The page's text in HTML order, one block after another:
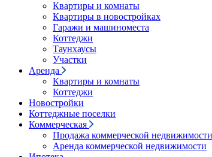
Квартиры и комнаты
Квартиры в новостройках
Гаражи и машиноместа
Коттеджи
Таунхаусы
Участки
Аренда
Квартиры и комнаты
Коттеджи
Новостройки
Коттеджные поселки
Коммерческая
Продажа коммерческой недвижимости
Аренда коммерческой недвижимости